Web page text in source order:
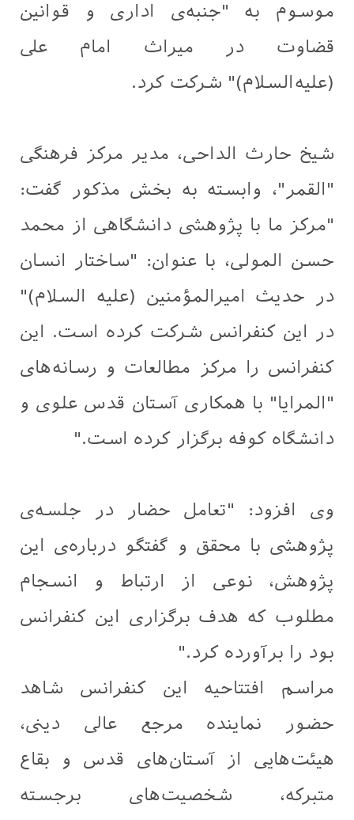
موسوم به "جنبه‌ی اداری و قوانین
قضاوت در میراث امام علی
(علیه‌السلام)" شرکت کرد.
شیخ حارث الداحی، مدیر مرکز فرهنگی
"القمر"، وابسته به بخش مذکور گفت:
"مرکز ما با پژوهشی دانشگاهی از محمد
حسن المولى، با عنوان: "ساختار انسان
در حدیث امیرالمؤمنین (علیه السلام)"
در این کنفرانس شرکت کرده است. این
کنفرانس را مرکز مطالعات و رسانه‌های
"المرايا" با همکاری آستان قدس علوی و
دانشگاه کوفه برگزار کرده است."
وی افزود: "تعامل حضار در جلسه‌ی
پژوهشی با محقق و گفتگو درباره‌ی این
پژوهش، نوعی از ارتباط و انسجام
مطلوب که هدف برگزاری این کنفرانس
بود را برآورده کرد."
مراسم افتتاحیه این کنفرانس شاهد
حضور نماینده مرجع عالی دینی،
هیئت‌هایی از آستان‌های قدس و بقاع
متبرکه، شخصیت‌های برجسته